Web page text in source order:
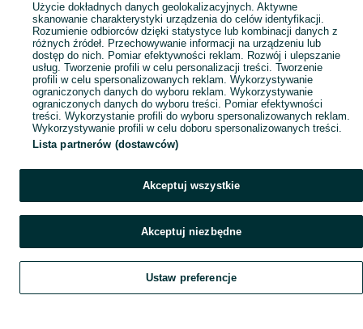
Szukaj Obserwujesz Dodaj Czat Konto
Użycie dokładnych danych geolokalizacyjnych. Aktywne
skanowanie charakterystyki urządzenia do celów identyfikacji.
Rozumienie odbiorców dzięki statystyce lub kombinacji danych z
różnych źródeł. Przechowywanie informacji na urządzeniu lub
dostęp do nich. Pomiar efektywności reklam. Rozwój i ulepszanie
usług. Tworzenie profili w celu personalizacji treści. Tworzenie
profili w celu spersonalizowanych reklam. Wykorzystywanie
ograniczonych danych do wyboru reklam. Wykorzystywanie
ograniczonych danych do wyboru treści. Pomiar efektywności
treści. Wykorzystanie profili do wyboru spersonalizowanych reklam.
Wykorzystywanie profili w celu doboru spersonalizowanych treści.
Lista partnerów (dostawców)
Akceptuj wszystkie
Akceptuj niezbędne
Ustaw preferencje